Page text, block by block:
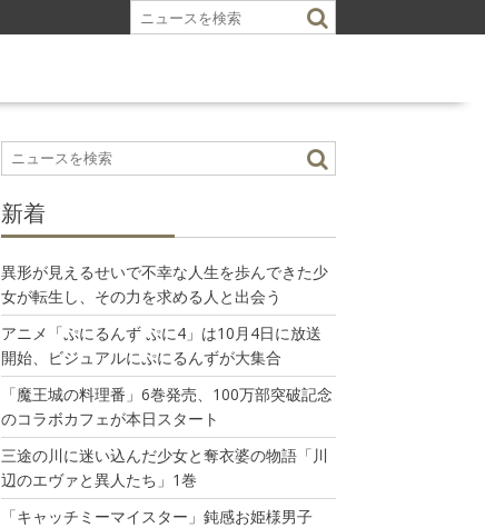
新着
異形が見えるせいで不幸な人生を歩んできた少
女が転生し、その力を求める人と出会う
アニメ「ぷにるんず ぷに4」は10月4日に放送
開始、ビジュアルにぷにるんずが大集合
「魔王城の料理番」6巻発売、100万部突破記念
のコラボカフェが本日スタート
三途の川に迷い込んだ少女と奪衣婆の物語「川
辺のエヴァと異人たち」1巻
「キャッチミーマイスター」鈍感お姫様男子